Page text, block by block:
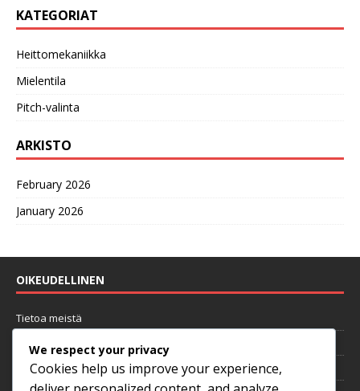
KATEGORIAT
Heittomekaniikka
Mielentila
Pitch-valinta
ARKISTO
February 2026
January 2026
OIKEUDELLINEN
Tietoa meistä
Evästeasetukset
We respect your privacy
Cookies help us improve your experience,